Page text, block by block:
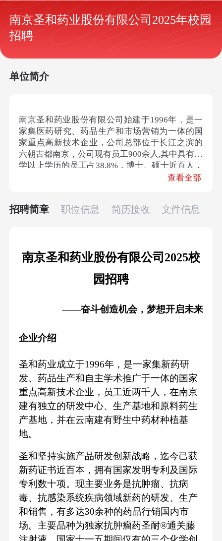
南京圣和药业股份有限公司2025年校园
招聘
单位简介
南京圣和药业股份有限公司始建于1996年，是一
家集医药研究、药品生产和市场营销为一体的国
家重点高新技术企业，公司总部位于长江之滨的
六朝古都南京，公司现有员工900余人,其中具有大
学以上学历的员工占38.8%，博士、硕士近百人，
企业从事高新技术研究开发及产业化的专业科技
查看全部
招聘简章 职位信息 简历接收 文件信息
南京圣和药业股份有限公司 2025校
园招聘
——奋斗创造机会，梦想开启未来
企业介绍
圣和药业成立于1996年，是一家集新药研
发、药品生产和自主学术推广于一体的国家
重点高新技术企业，员工近两千人，在南京
建有独立的研发中心、生产基地和原料药生
产基地，并在云南建有野生中药材种植基
地。
圣和坚持实施产品研发创新战略，迄今己获
新药证书近百本，拥有国家发明专利及国际
专利数十项。现主要业务是抗肿瘤、抗病
毒、抗感染系统疾病领域新药的研发、生产
和销售，有多达30余种的药品行销国内市
场。主要品种为独家抗肿瘤药圣耐®通关藤